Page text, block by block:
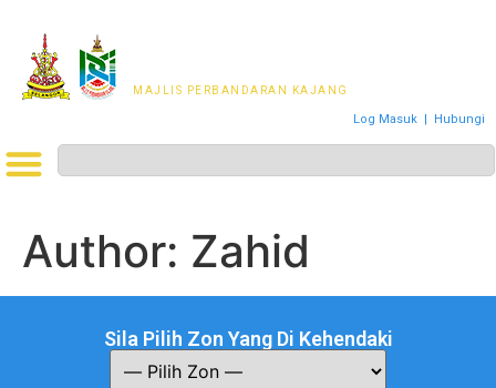
MAJLIS PERBANDARAN KAJANG
Log Masuk | Hubungi
Author: Zahid
Sila Pilih Zon Yang Di Kehendaki